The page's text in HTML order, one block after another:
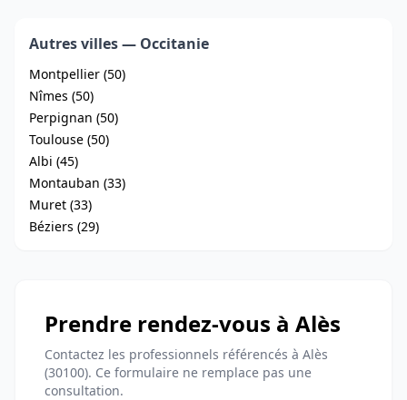
Autres villes — Occitanie
Montpellier (50)
Nîmes (50)
Perpignan (50)
Toulouse (50)
Albi (45)
Montauban (33)
Muret (33)
Béziers (29)
Prendre rendez-vous à Alès
Contactez les professionnels référencés à Alès
(30100). Ce formulaire ne remplace pas une
consultation.